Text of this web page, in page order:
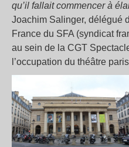
qu’il fallait commencer à
Joachim Salinger, délégué
France du SFA (syndicat
au sein de la CGT
l’occupation du théâtre